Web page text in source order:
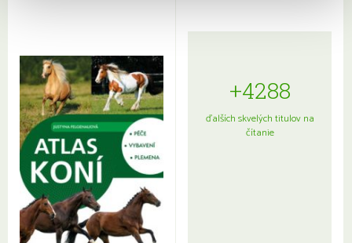
+4288
ďalších skvelých titulov na
čítanie